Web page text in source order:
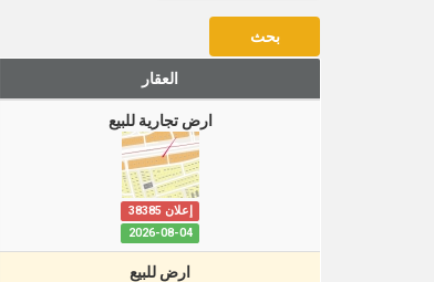
العقار
ارض تجارية للبيع
إعلان 38385
2026-08-04
ارض للبيع